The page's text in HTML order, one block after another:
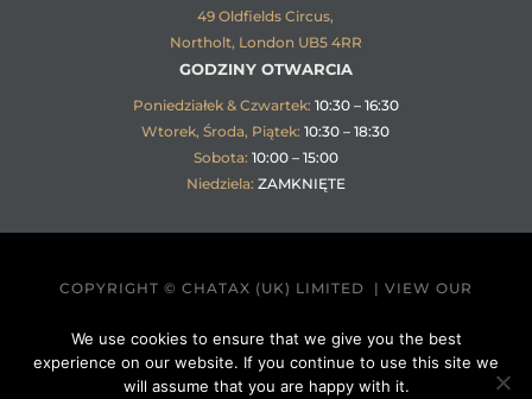
49 Oldfields Circus,
Northolt, London UB5 4RR
GODZINY OTWARCIA
Poniedziałek & Czwartek: 10:30 – 16:30
Wtorek, Środa, Piątek: 10:30 – 18:30
Sobota: 10:00 – 15:00
Niedziela: ZAMKNIĘTE
COPYRIGHT © CHATAX (UK) LIMITED | VIEW OUR
We use cookies to ensure that we give you the best
experience on our website. If you continue to use this site we
will assume that you are happy with it.